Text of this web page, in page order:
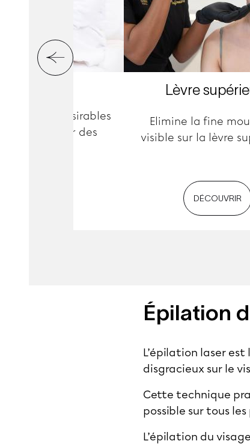
poils indésirables
et autour des
Lèvre
Elimine la fine
visible sur la lèvre
DÉCOUVRIR
Épilation
L’épilation laser est
disgracieux sur le
Cette technique
possible sur tous
L’épilation du visage